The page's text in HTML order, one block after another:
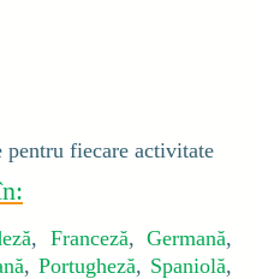
fiecare activitate
, Franceză, Germană,
, Portugheză, Spaniolă,